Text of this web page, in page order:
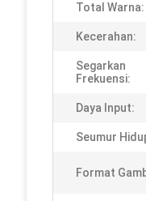
Total Warna:
Kecerahan:
Segarkan
Frekuensi:
Daya Input:
Seumur
Format